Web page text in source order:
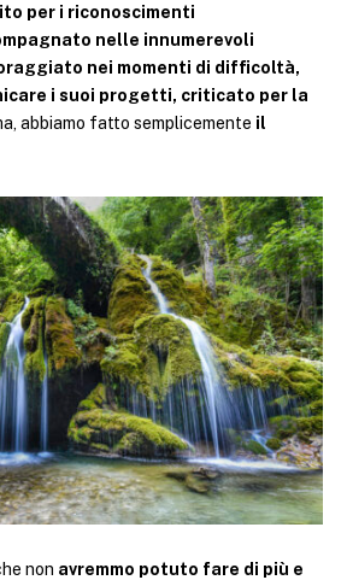
per i riconoscimenti
nelle innumerevoli
nei momenti di difficoltà,
i suoi progetti, criticato per la
abbiamo fatto semplicemente il
non avremmo potuto fare di più e